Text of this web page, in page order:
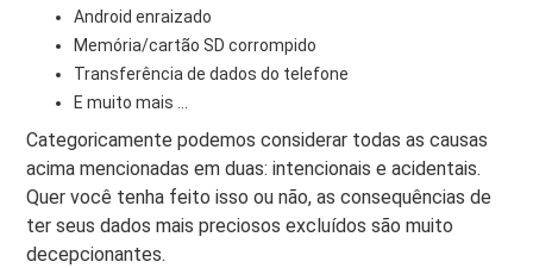
Android enraizado
Memória/cartão SD corrompido
Transferência de dados do telefone
E muito mais ...
Categoricamente podemos considerar todas as causas
acima mencionadas em duas: intencionais e acidentais.
Quer você tenha feito isso ou não, as consequências de
ter seus dados mais preciosos excluídos são muito
decepcionantes.